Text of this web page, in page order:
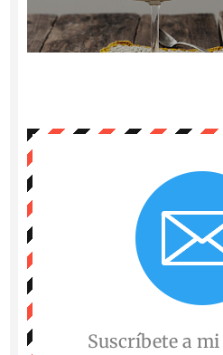
Suscríbete a mi